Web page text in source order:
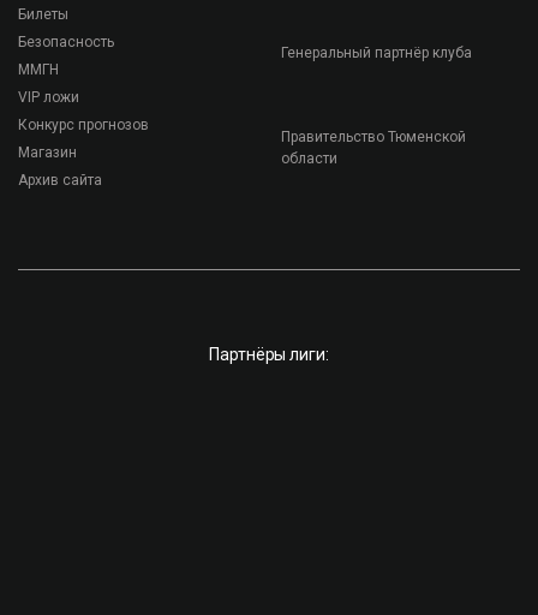
Билеты
Безопасность
ММГН
VIP ложи
Конкурс прогнозов
Магазин
Архив сайта
Генеральный партнёр клуба
Правительство Тюменской
области
Партнёры лиги: